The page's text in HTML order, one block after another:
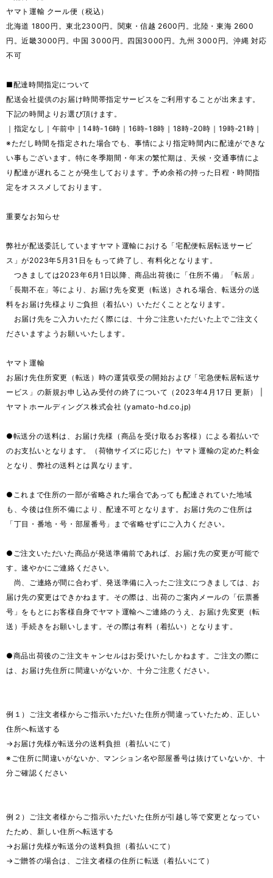
ヤマト運輸 クール便（税込）
北海道 1800円。東北2300円。関東・信越 2600円。北陸・東海 2600
円。近畿3000円。中国 3000円。四国3000円。九州 3000円。沖縄 対応
不可
■配達時間指定について
配送会社提供のお届け時間帯指定サービスをご利用することが出来ます。
下記の時間よりお選び頂けます。
｜指定なし｜午前中｜14時-16時｜16時-18時｜18時-20時｜19時‐21時｜
※ただし時間を指定された場合でも、事情により指定時間内に配達ができな
い事もございます。特に冬季期間・年末の繁忙期は、天候・交通事情によ
り配達が遅れることが発生しております。予め余裕の持った日程・時間指
定をオススメしております。
重要なお知らせ
弊社が配送委託していますヤマト運輸における「宅配便転居転送サービ
ス」が2023年5月31日をもって終了し、有料化となります。
つきましては2023年6月1日以降、商品出荷後に「住所不備」「転居」
「長期不在」等により、お届け先を変更（転送）される場合、転送分の送
料をお届け先様よりご負担（着払い）いただくこととなります。
お届け先をご入力いただく際には、十分ご注意いただいた上でご注文く
ださいますようお願いいたします。
ヤマト運輸
お届け先住所変更（転送）時の運賃収受の開始および「宅急便転居転送サ
ービス」の新規お申し込み受付の終了について（2023年4月17日 更新） |
ヤマトホールディングス株式会社 (yamato-hd.co.jp)
●転送分の送料は、お届け先様（商品を受け取るお客様）による着払いで
のお支払いとなります。（荷物サイズに応じた）ヤマト運輸の定めた料金
となり、弊社の送料とは異なります。
●これまで住所の一部が省略された場合であっても配達されていた地域
も、今後は住所不備により、配達不可となります。お届け先のご住所は
「丁目・番地・号・部屋番号」まで省略せずにご入力ください。
●ご注文いただいた商品が発送準備前であれば、お届け先の変更が可能で
す。速やかにご連絡ください。
尚、ご連絡が間に合わず、発送準備に入ったご注文につきましては、お
届け先の変更はできかねます。その際は、出荷のご案内メールの「伝票番
号」をもとにお客様自身でヤマト運輸へご連絡のうえ、お届け先変更（転
送）手続きをお願いします。その際は有料（着払い）となります。
●商品出荷後のご注文キャンセルはお受けいたしかねます。ご注文の際に
は、お届け先住所に間違いがないか、十分ご注意ください。
例１）ご注文者様からご指示いただいた住所が間違っていたため、正しい
住所へ転送する
→お届け先様が転送分の送料負担（着払いにて）
※ご住所に間違いがないか、マンション名や部屋番号は抜けていないか、十
分ご確認ください
例２）ご注文者様からご指示いただいた住所が引越し等で変更となってい
たため、新しい住所へ転送する
→お届け先様が転送分の送料負担（着払いにて）
→ご贈答の場合は、ご注文者様の住所に転送（着払いにて）